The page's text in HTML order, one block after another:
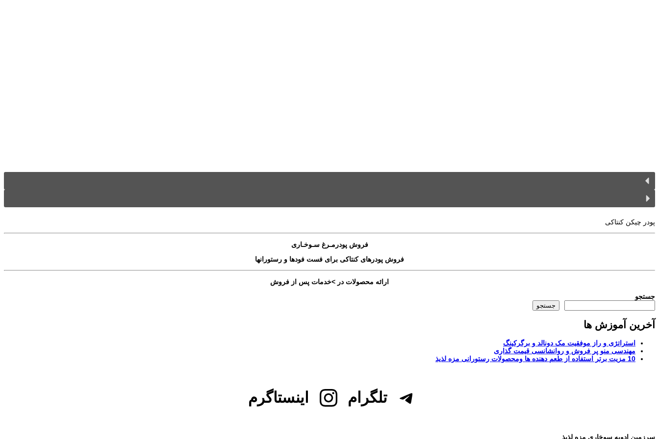
پودر چیکن کنتاکی
فروش پودرمـرغ سـوخـاری
فروش پودرهای کنتاکی برای فست فودها و رستورانها
ارائه محصولات در >خدمات پس از فروش
جستجو
جستجو
آخرین آموزش ها
استراتژی و راز موفقیت مک دونالد و برگرکینگ
مهندسی منو پر فروش و روانشانسی قیمت گذاری
10 مزیت برتر استفاده از طعم دهنده ها ومحصولات رستورانی مزه لذیذ
تلگرام اینستاگرم
سرزمین ادویه سوخاری مزه لذیذ